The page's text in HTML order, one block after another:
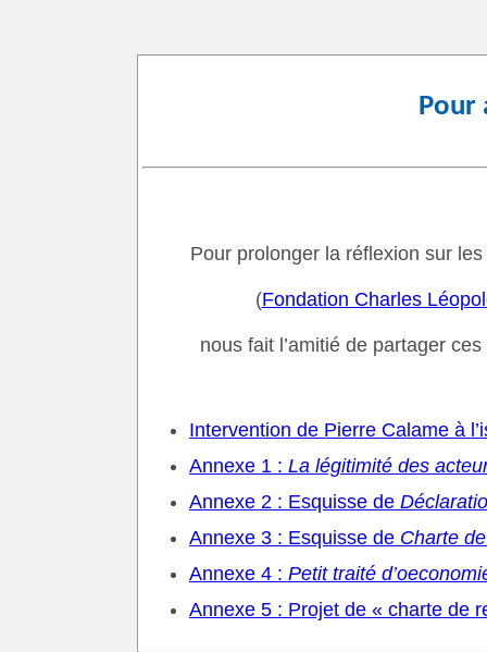
Pour
Pour prolonger la réflexion sur les
(Fondation Charles
nous fait l’amitié de partager
Intervention de Pierre Calame à
Annexe 1 : La légitimité des
Annexe 2 : Esquisse de
Annexe 3 : Esquisse de Charte
Annexe 4 : Petit traité
Annexe 5 : Projet de « charte de